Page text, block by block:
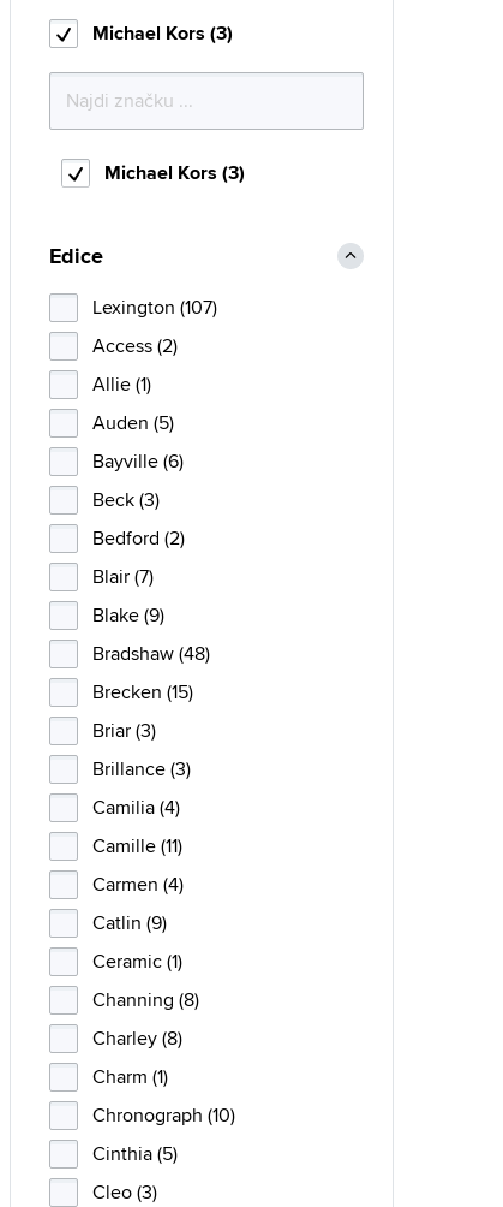
Michael Kors (3)
Michael Kors (3)
Edice
Lexington (107)
Access (2)
Allie (1)
Auden (5)
Bayville (6)
Beck (3)
Bedford (2)
Blair (7)
Blake (9)
Bradshaw (48)
Brecken (15)
Briar (3)
Brillance (3)
Camilia (4)
Camille (11)
Carmen (4)
Catlin (9)
Ceramic (1)
Channing (8)
Charley (8)
Charm (1)
Chronograph (10)
Cinthia (5)
Cleo (3)